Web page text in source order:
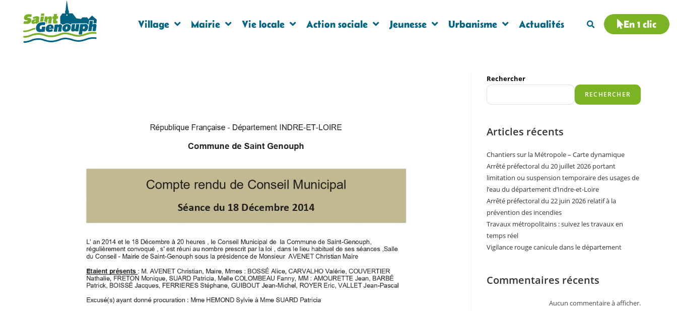
Village Mairie Vie locale Action sociale Jeunesse Urbanisme Actualités En 1 clic
Rechercher
RECHERCHER
Articles récents
Chantiers sur la Métropole – Carte dynamique
Arrêté préfectoral du 20 juillet 2026 portant
limitation ou suspension temporaire des usages de
l’eau du département d’Indre-et-Loire
Arrêté préfectoral du 22 juin 2026 relatif à la
prévention des incendies
Travaux métropolitains : suivez les travaux en
temps réel
Vigilance rouge canicule dans le département
Commentaires récents
Aucun commentaire à afficher.